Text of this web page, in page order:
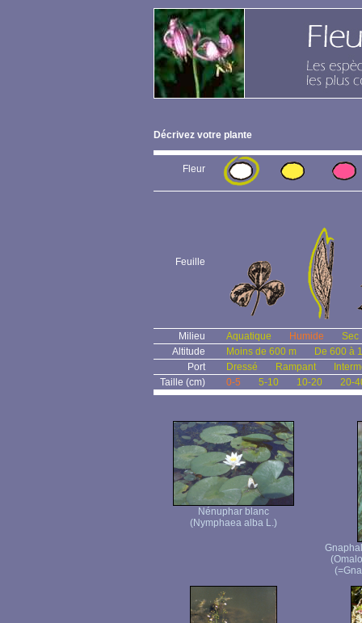
Décrivez votre plante
Fleur
Feuille
Milieu Aquatique Humide
Sec
Altitude
Moins de 600 m
De 600 à
Port
Dressé Rampant
Taille (cm)
0-5 5-10 10-20 20-
Nénuphar blanc
(Nymphaea alba L.)